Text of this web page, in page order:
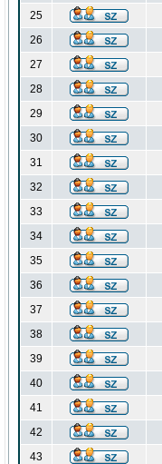
25
26
27
28
29
30
31
32
33
34
35
36
37
38
39
40
41
42
43